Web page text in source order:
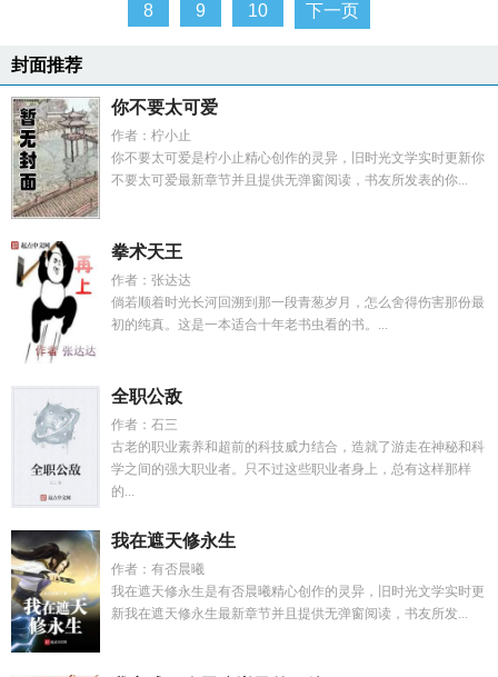
8 9 10 下一页
封面推荐
你不要太可爱
作者：柠小止
你不要太可爱是柠小止精心创作的灵异，旧时光文学实时更新你
不要太可爱最新章节并且提供无弹窗阅读，书友所发表的你...
拳术天王
作者：张达达
倘若顺着时光长河回溯到那一段青葱岁月，怎么舍得伤害那份最
初的纯真。这是一本适合十年老书虫看的书。...
全职公敌
作者：石三
古老的职业素养和超前的科技威力结合，造就了游走在神秘和科
学之间的强大职业者。只不过这些职业者身上，总有这样那样
的...
我在遮天修永生
作者：有否晨曦
我在遮天修永生是有否晨曦精心创作的灵异，旧时光文学实时更
新我在遮天修永生最新章节并且提供无弹窗阅读，书友所发...